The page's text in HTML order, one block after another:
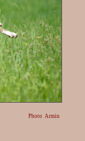
Photo Armin